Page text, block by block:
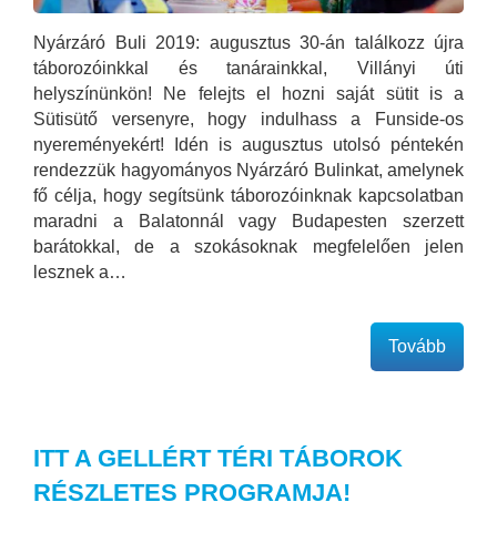
Nyárzáró Buli 2019: augusztus 30-án találkozz újra
táborozóinkkal és tanárainkkal, Villányi úti
helyszínünkön! Ne felejts el hozni saját sütit is a
Sütisütő versenyre, hogy indulhass a Funside-os
nyereményekért! Idén is augusztus utolsó péntekén
rendezzük hagyományos Nyárzáró Bulinkat, amelynek
fő célja, hogy segítsünk táborozóinknak kapcsolatban
maradni a Balatonnál vagy Budapesten szerzett
barátokkal, de a szokásoknak megfelelően jelen
lesznek a…
Tovább
ITT A GELLÉRT TÉRI TÁBOROK
RÉSZLETES PROGRAMJA!